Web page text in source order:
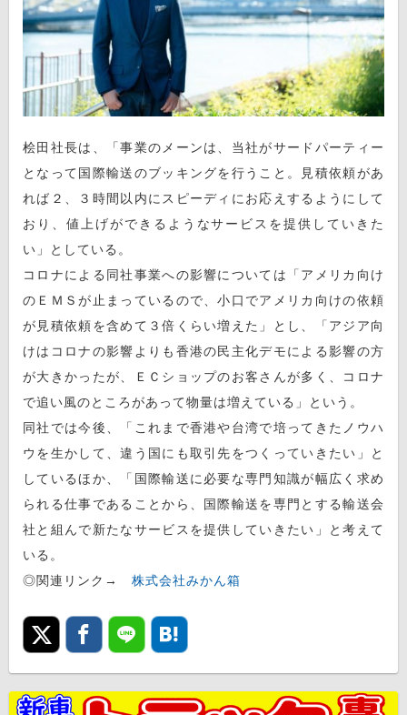
桧田社長は、「事業のメーンは、当社がサードパーティー
となって国際輸送のブッキングを行うこと。見積依頼があ
れば２、３時間以内にスピーディにお応えするようにして
おり、値上げができるようなサービスを提供していきた
い」としている。
コロナによる同社事業への影響については「アメリカ向け
のＥＭＳが止まっているので、小口でアメリカ向けの依頼
が見積依頼を含めて３倍くらい増えた」とし、「アジア向
けはコロナの影響よりも香港の民主化デモによる影響の方
が大きかったが、ＥＣショップのお客さんが多く、コロナ
で追い風のところがあって物量は増えている」という。
同社では今後、「これまで香港や台湾で培ってきたノウハ
ウを生かして、違う国にも取引先をつくっていきたい」と
しているほか、「国際輸送に必要な専門知識が幅広く求め
られる仕事であることから、国際輸送を専門とする輸送会
社と組んで新たなサービスを提供していきたい」と考えて
いる。
◎関連リンク→ 株式会社みかん箱